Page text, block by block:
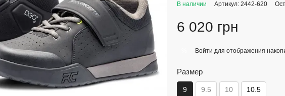
В наличии Артикул: 2442-620
6 020 грн
Войти для отображения
Размер
9 9.5 10 10.5